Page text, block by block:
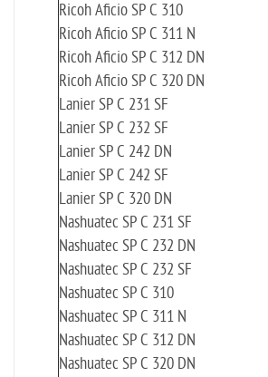
Ricoh Aficio SP C 310
Ricoh Aficio SP C 311 N
Ricoh Aficio SP C 312 DN
Ricoh Aficio SP C 320 DN
Lanier SP C 231 SF
Lanier SP C 232 SF
Lanier SP C 242 DN
Lanier SP C 242 SF
Lanier SP C 320 DN
Nashuatec SP C 231 SF
Nashuatec SP C 232 DN
Nashuatec SP C 232 SF
Nashuatec SP C 310
Nashuatec SP C 311 N
Nashuatec SP C 312 DN
Nashuatec SP C 320 DN